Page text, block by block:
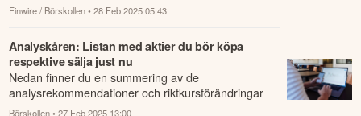
Finwire / Börskollen • 28 Feb 2025 05:43
Analyskåren: Listan med aktier du bör köpa
respektive sälja just nu
Nedan finner du en summering av de
analysrekommendationer och riktkursförändringar
som har rapporterats om idag den 27 februari.
Börskollen • 27 Feb 2025 13:00